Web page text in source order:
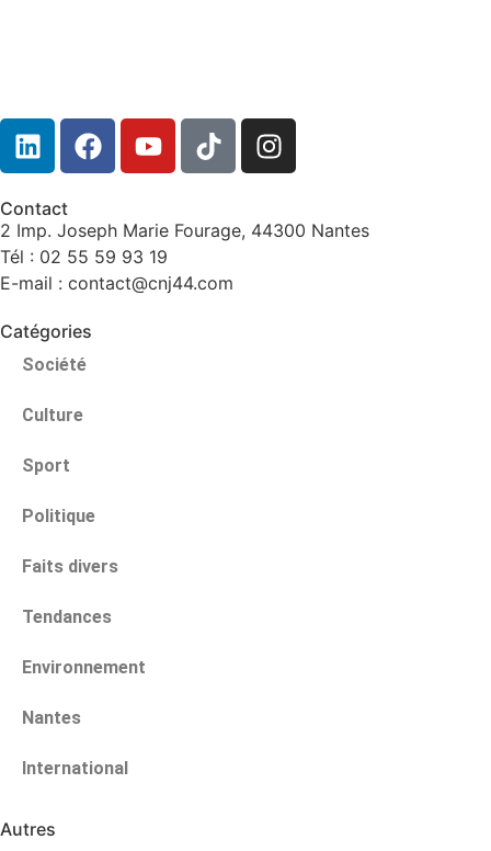
Contact
2 Imp. Joseph Marie Fourage, 44300 Nantes
Tél : 02 55 59 93 19
E-mail : contact@cnj44.com
Catégories
Société
Culture
Sport
Politique
Faits divers
Tendances
Environnement
Nantes
International
Autres